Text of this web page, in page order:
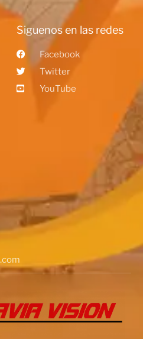
Siguenos en las redes
Facebook
Twitter
YouTube